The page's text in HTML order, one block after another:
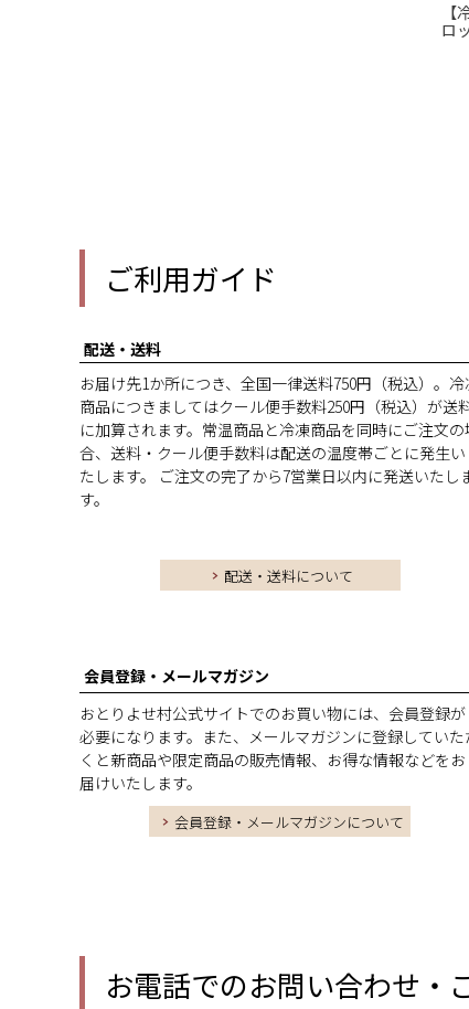
ロ
ご利用ガイド
配送・送料
お届け先1か所につき、全国一律送料750円（税込）。冷
商品につきましてはクール便手数料250円（税込）が送
に加算されます。常温商品と冷凍商品を同時にご注文の
合、送料・クール便手数料は配送の温度帯ごとに発生い
たします。 ご注文の完了から7営業日以内に発送いたし
す。
配送・送料について
会員登録・メールマガジン
おとりよせ村公式サイトでのお買い物には、会員登録が
必要になります。また、メールマガジンに登録していた
くと新商品や限定商品の販売情報、お得な情報などをお
届けいたします。
会員登録・メールマガジンについて
お電話でのお問い合わせ・